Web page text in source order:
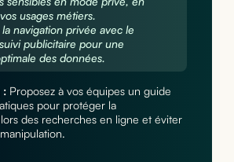
usages métiers.
navigation privée avec le
publicitaire pour une
des données.
:Proposez à vos équipes un guide
pour protéger la
des recherches en ligne et éviter